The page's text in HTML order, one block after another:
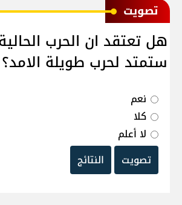
ﺗﺼﻮﻳﺖ
هل تعتقد ان الحرب
ستمتد لحرب طويلة الامد؟
نعم
كلا
لا أعلم
تصويت
النتائج